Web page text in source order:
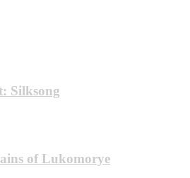
Silksong
of Lukomorye